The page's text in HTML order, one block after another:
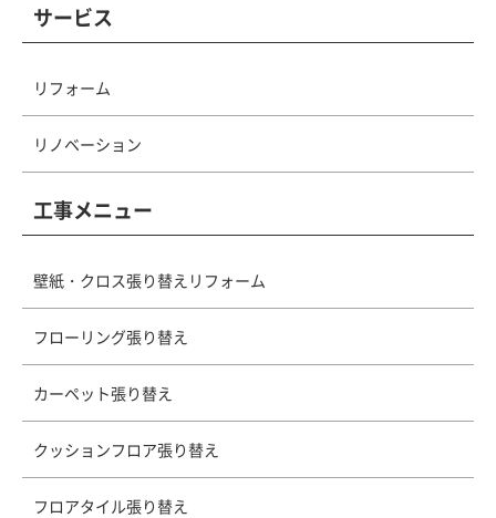
サービス
リフォーム
リノベーション
工事メニュー
壁紙・クロス張り替えリフォーム
フローリング張り替え
カーペット張り替え
クッションフロア張り替え
フロアタイル張り替え